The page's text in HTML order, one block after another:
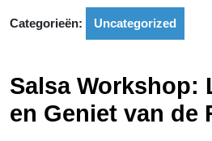
Categorieën: Uncategorized
Salsa Workshop:
en Geniet van de